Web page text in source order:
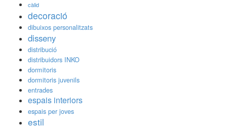
càlid
decoració
dibuixos personalitzats
disseny
distribució
distribuidors INKO
dormitoris
dormitoris juvenils
entrades
espais interiors
espais per joves
estil